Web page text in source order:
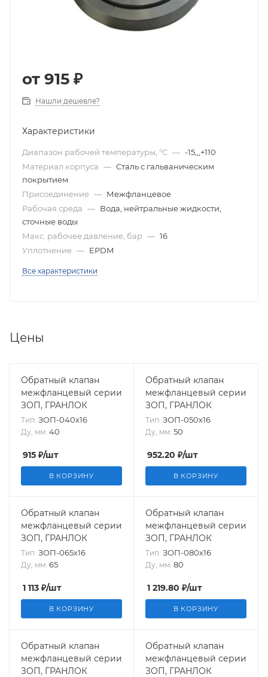
от 915 ₽
Нашли дешевле?
Характеристики
Диапазон рабочей температуры, °С — -15,,,+110
Материал корпуса — Сталь с гальваническим
покрытием
Присоединение — Межфланцевое
Рабочая среда — Вода, нейтральные жидкости,
сточные воды
Макс. рабочее давление, бар — 16
Уплотнение — EPDM
Все характеристики
Цены
Обратный клапан
межфланцевый серии
ЗОП, ГРАНЛОК
Тип: ЗОП-040х16
Ду, мм: 40
915 ₽/шт
В КОРЗИНУ
Обратный клапан
межфланцевый серии
ЗОП, ГРАНЛОК
Тип: ЗОП-050х16
Ду, мм: 50
952.20 ₽/шт
В КОРЗИНУ
Обратный клапан
межфланцевый серии
ЗОП, ГРАНЛОК
Тип: ЗОП-065х16
Ду, мм: 65
1 113 ₽/шт
В КОРЗИНУ
Обратный клапан
межфланцевый серии
ЗОП, ГРАНЛОК
Тип: ЗОП-080х16
Ду, мм: 80
1 219.80 ₽/шт
В КОРЗИНУ
Обратный клапан
межфланцевый серии
ЗОП, ГРАНЛОК
Обратный клапан
межфланцевый серии
ЗОП, ГРАНЛОК